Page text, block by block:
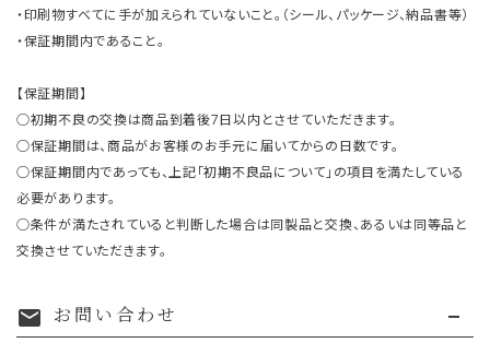
・印刷物すべてに手が加えられていないこと。（シール、パッケージ、納品書等）
・保証期間内であること。
【保証期間】
○初期不良の交換は商品到着後7日以内とさせていただきます。
○保証期間は、商品がお客様のお手元に届いてからの日数です。
○保証期間内であっても、上記「初期不良品について」の項目を満たしている
必要があります。
○条件が満たされていると判断した場合は同製品と交換、あるいは同等品と
交換させていただきます。
mail お問い合わせ